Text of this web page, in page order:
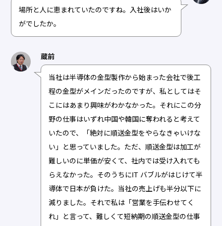
場所と人に恵まれていたのですね。入社後はいか
がでしたか。
蔵前
当社は半導体の金型製作から始まった会社で後工
程の金型がメインだったのですが、私としてはそ
こにはあまり興味がわかなかった。それにこの分
野の仕事はいずれ中国や韓国に奪われると考えて
いたので、「絶対に順送金型をやらなきゃいけな
い」と思っていました。ただ、順送金型は加工が
難しいのに単価が安くて、社内では受け入れても
らえなかった。そのうちにIT バブルがはじけて半
導体で日本が負けた。当社の売上げも半分以下に
減りました。それで私は「営業を手伝わせてく
れ」と言って、難しくて短納期の順送金型の仕事